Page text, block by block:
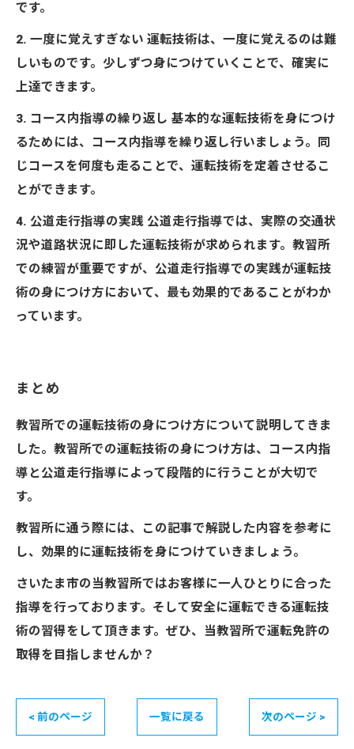
です。
2. 一度に覚えすぎない 運転技術は、一度に覚えるのは難
しいものです。少しずつ身につけていくことで、確実に
上達できます。
3. コース内指導の繰り返し 基本的な運転技術を身につけ
るためには、コース内指導を繰り返し行いましょう。同
じコースを何度も走ることで、運転技術を定着させるこ
とができます。
4. 公道走行指導の実践 公道走行指導では、実際の交通状
況や道路状況に即した運転技術が求められます。教習所
での練習が重要ですが、公道走行指導での実践が運転技
術の身につけ方において、最も効果的であることがわか
っています。
まとめ
教習所での運転技術の身につけ方について説明してきま
した。教習所での運転技術の身につけ方は、コース内指
導と公道走行指導によって段階的に行うことが大切で
す。
教習所に通う際には、この記事で解説した内容を参考に
し、効果的に運転技術を身につけていきましょう。
さいたま市の当教習所ではお客様に一人ひとりに合った
指導を行っております。そして安全に運転できる運転技
術の習得をして頂きます。ぜひ、当教習所で運転免許の
取得を目指しませんか？
< 前のページ 一覧に戻る 次のページ >